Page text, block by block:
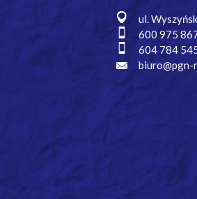
ul.
600 975
604 784
biuro@pgn-